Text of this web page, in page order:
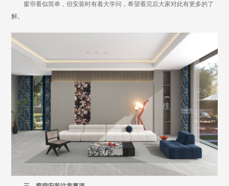
窗帘看似简单，但安装时有着大学问，希望看完后大家对此有更多的了
解。